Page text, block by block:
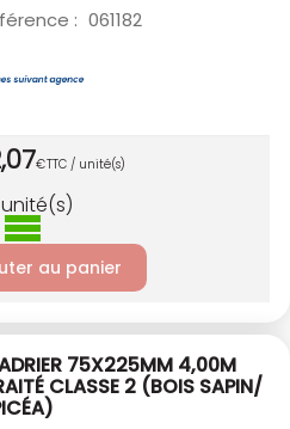
: 061182
,07€TTC / unité(s)
unité(s)
au panier
75X225MM 4,00M
CLASSE 2 (BOIS SAPIN/